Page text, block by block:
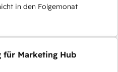
in den Folgemonat
für Marketing Hub